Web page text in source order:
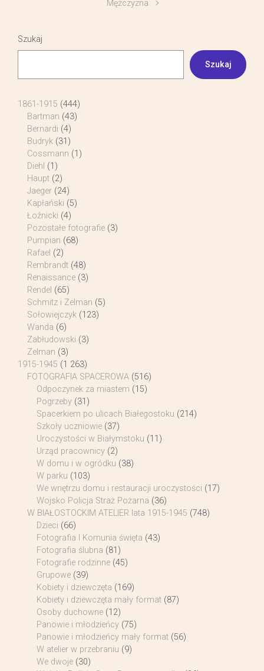
Mężczyzna
Szukaj
Szukaj
1861-1915 (444)
Bartman (43)
Bernardi (4)
Budryk (31)
Cossmann (1)
Diehl (1)
Haupt (2)
Jaeger (24)
Kapłański (5)
Łoźnicki (4)
Pozostałe fotografie (3)
Pumpian (68)
Rafael (2)
Rembrandt (48)
Renaissance (3)
Rendel (65)
Schmitz i Zelman (5)
Sołowiejczyk (123)
Wanda (6)
Zabłudowski (3)
Zelman (3)
1915-1945 (1 263)
FOTOGRAFIA SPACEROWA (516)
Odpoczynek za miastem (15)
Pogrzeby (31)
Spacerkiem po ulicach Białegostoku (214)
Szkoły uczniowie (37)
Uroczystości w Białymstoku (11)
Urząd pracownicy (2)
W domu i w ogródku (38)
W parku (103)
We wnętrzu domu i restauracji uroczystości (17)
Wojsko Policja Straż Pożarna (36)
W BIAŁOSTOCKIM ATELIER lata 1915-1945 (748)
Dzieci (66)
Fotografia I Komunia święta (43)
Fotografia ślubna (81)
Fotografie rodzinne (45)
Grupowe (39)
Kobiety i dziewczęta (169)
Kobiety i dziewczęta mały format (87)
Osoby duchowne (12)
Panowie i młodzieńcy (75)
Panowie i młodzieńcy mały format (56)
W atelier w przebraniu (9)
We dwoje (30)